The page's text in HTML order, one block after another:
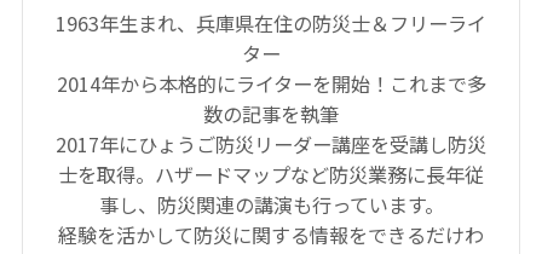
1963年生まれ、兵庫県在住の防災士＆フリーライ
ター
2014年から本格的にライターを開始！これまで多
数の記事を執筆
2017年にひょうご防災リーダー講座を受講し防災
士を取得。ハザードマップなど防災業務に長年従
事し、防災関連の講演も行っています。
経験を活かして防災に関する情報をできるだけわ